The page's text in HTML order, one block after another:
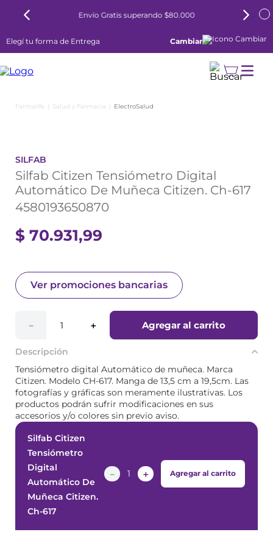
Envío Gratis superando $80.000
Elegí tu forma de Entrega Cambiar
Salud y Farmacia ElectroSalud
SILFAB
Silfab Citizen Tensiómetro Digital
Automático De Muñeca Citizen. Ch-617
4580193650870
$ 70.931,99
Ver promociones bancarias
＋
－ Agregar al carrito
Descripción
Tensiómetro digital Automático de muñeca. Marca
Citizen. Modelo CH-617. Manga de 13,5 cm a 19,5cm. Las
fotografías y gráficas son meramente ilustrativas. Los
productos podrán sufrir modificaciones en sus
accesorios y/o colores sin previo aviso.
Silfab Citizen
Tensiómetro
Digital
Automático De
Muñeca Citizen.
Ch-617
＋
－ Agregar al carrito